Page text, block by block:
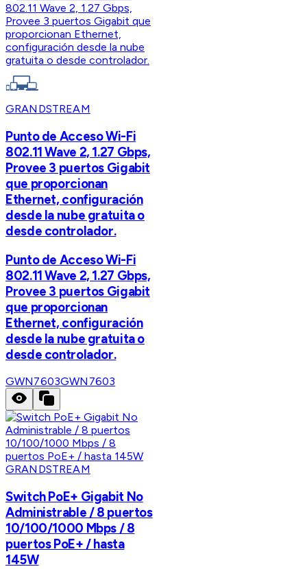
GRANDSTREAM
Punto de Acceso Wi-Fi
802.11 Wave 2, 1.27 Gbps,
Provee 3 puertos Gigabit
que proporcionan
Ethernet, configuración
desde la nube gratuita o
desde controlador.
Punto de Acceso Wi-Fi
802.11 Wave 2, 1.27 Gbps,
Provee 3 puertos Gigabit
que proporcionan
Ethernet, configuración
desde la nube gratuita o
desde controlador.
GWN7603GWN7603
GRANDSTREAM
Switch PoE+ Gigabit No
Administrable / 8 puertos
10/100/1000 Mbps / 8
puertos PoE+ / hasta
145W